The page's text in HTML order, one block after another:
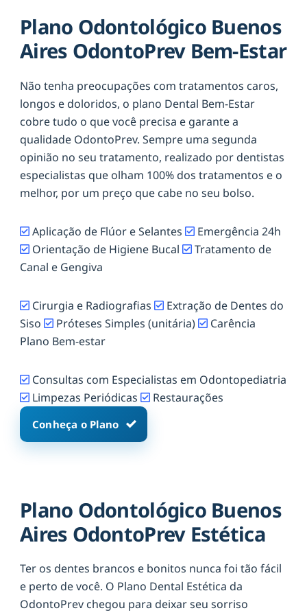
Plano Odontológico Buenos
Aires OdontoPrev Bem-Estar
Não tenha preocupações com tratamentos caros,
longos e doloridos, o plano Dental Bem-Estar
cobre tudo o que você precisa e garante a
qualidade OdontoPrev. Sempre uma segunda
opinião no seu tratamento, realizado por dentistas
especialistas que olham 100% dos tratamentos e o
melhor, por um preço que cabe no seu bolso.
Aplicação de Flúor e Selantes
Emergência 24h
Orientação de Higiene Bucal
Tratamento de
Canal e Gengiva
Cirurgia e Radiografias
Extração de Dentes do
Siso
Próteses Simples (unitária)
Carência
Plano Bem-estar
Consultas com Especialistas em Odontopediatria
Limpezas Periódicas
Restaurações
Conheça o Plano
Plano Odontológico Buenos
Aires OdontoPrev Estética
Ter os dentes brancos e bonitos nunca foi tão fácil
e perto de você. O Plano Dental Estética da
OdontoPrev chegou para deixar seu sorriso